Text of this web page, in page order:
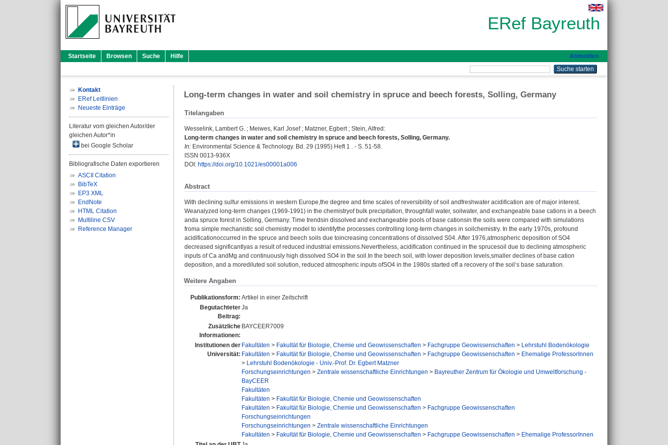
ERef Bayreuth
Startseite Browsen Suche Hilfe Anmelden
Kontakt
ERef Leitlinien
Neueste Einträge
Literatur vom gleichen Autor/der
gleichen Autor*in
bei Google Scholar
Bibliografische Daten exportieren
ASCII Citation
BibTeX
EP3 XML
EndNote
HTML Citation
Multiline CSV
Reference Manager
Long-term changes in water and soil chemistry in spruce and beech forests, Solling, Germany
Titelangaben
Wesselink, Lambert G. ; Meiwes, Karl Josef; Matzner, Egbert; Stein, Alfred :
Long-term changes in water and soil chemistry in spruce and beech forests, Solling, Germany.
In: Environmental Science & Technology. Bd. 29 (1995) Heft 1 . - S. 51-58.
ISSN 0013-936X
DOI: https://doi.org/10.1021/es00001a006
Abstract
With declining sulfur emissions in western Europe,the degree and time scales of reversibility of soil andfreshwater acidification are of major interest.
Weanalyzed long-term changes (1969-1991) in the chemistryof bulk precipitation, throughfall water, soilwater, and exchangeable base cations in a beech
anda spruce forest in Solling, Germany. Time trendsin dissolved and exchangeable pools of base cationsin the soils were compared with simulations
froma simple mechanistic soil chemistry model to identifythe processes controlling long-term changes in soilchemistry. In the early 1970s, profound
acidificationoccurred in the spruce and beech soils due toincreasing concentrations of dissolved S04. After 1976,atmospheric deposition of SO4
decreased significantlyas a result of reduced industrial emissions.Nevertheless, acidification continued in the sprucesoil due to declining atmospheric
inputs of Ca andMg and continuously high dissolved SO4 in the soil.In the beech soil, with lower deposition levels,smaller declines of base cation
deposition, and a morediluted soil solution, reduced atmospheric inputs ofSO4 in the 1980s started off a recovery of the soil‘s base saturation.
Weitere Angaben
Publikationsform: Artikel in einer Zeitschrift
Begutachteter
Beitrag:
Ja
Zusätzliche
Informationen:
BAYCEER7009
Institutionen der
Universität:
Fakultäten > Fakultät für Biologie, Chemie und Geowissenschaften > Fachgruppe Geowissenschaften > Lehrstuhl Bodenökologie
Fakultäten > Fakultät für Biologie, Chemie und Geowissenschaften > Fachgruppe Geowissenschaften > Ehemalige ProfessorInnen
> Lehrstuhl Bodenökologie - Univ.-Prof. Dr. Egbert Matzner
Forschungseinrichtungen > Zentrale wissenschaftliche Einrichtungen > Bayreuther Zentrum für Ökologie und Umweltforschung -
BayCEER
Fakultäten
Fakultäten > Fakultät für Biologie, Chemie und Geowissenschaften
Fakultäten > Fakultät für Biologie, Chemie und Geowissenschaften > Fachgruppe Geowissenschaften
Forschungseinrichtungen
Forschungseinrichtungen > Zentrale wissenschaftliche Einrichtungen
Fakultäten > Fakultät für Biologie, Chemie und Geowissenschaften > Fachgruppe Geowissenschaften > Ehemalige ProfessorInnen